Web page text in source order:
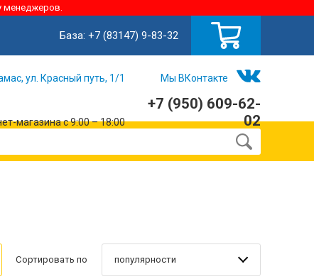
менеджеров.
База: +7 (83147) 9-83-32
ул. Красный путь, 1/1 Мы ВКонтакте
магазина с 9:00 – 18:00
+7 (950) 609-62-
02
Сортировать по популярности